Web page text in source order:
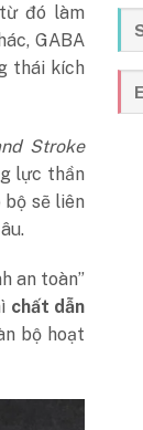
đó làm
GABA
thái kích
Stroke
lực thần
bộ sẽ liên
an toàn”
chất dẫn
bộ hoạt